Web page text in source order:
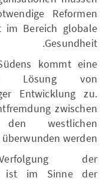
Reformen
im Bereich globale
Gesundheit.
kommt eine
Lösung von
Entwicklung zu.
zwischen
westlichen
werden.
der
ist im Sinne der